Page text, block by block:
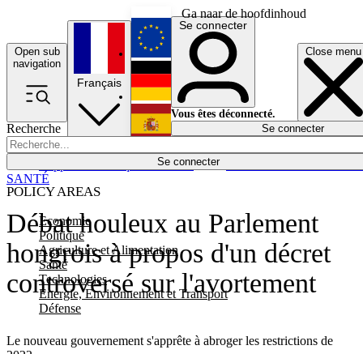
Ga naar de hoofdinhoud
Open sub
navigation
Close menu
Recherche
Se connecter
POLICY AREAS
Economie
Politique
Agriculture et Alimentation
Santé
Technologies
Energie, Environnement et Transport
Défense
Économie
Français
English
Deutsch
Español
Se connecter
Vous êtes déconnecté.
Se connecter
Débat houleux au Parlement
hongrois à propos d'un décret
controversé sur l'avortement
Le nouveau gouvernement s'apprête à abroger les restrictions de
SANTÉ